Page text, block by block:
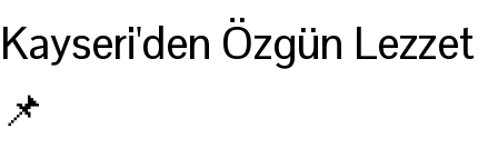
Kayseri'den Özgün Lezzet
📌